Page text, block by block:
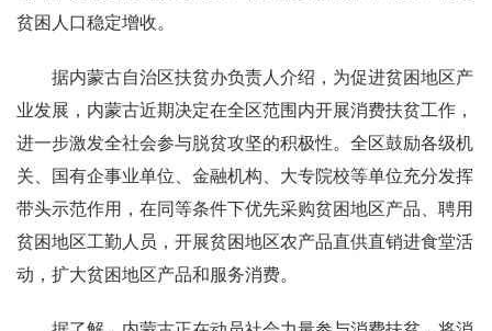
贫困人口稳定增收。
据内蒙古自治区扶贫办负责人介绍，为促进贫困地区产
业发展，内蒙古近期决定在全区范围内开展消费扶贫工作，
进一步激发全社会参与脱贫攻坚的积极性。全区鼓励各级机
关、国有企事业单位、金融机构、大专院校等单位充分发挥
带头示范作用，在同等条件下优先采购贫困地区产品、聘用
贫困地区工勤人员，开展贫困地区农产品直供直销进食堂活
动，扩大贫困地区产品和服务消费。